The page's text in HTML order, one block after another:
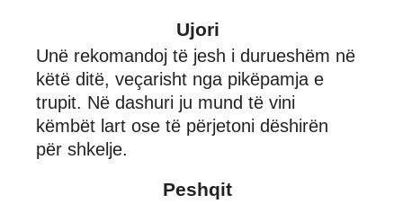
Ujori
Unë rekomandoj të jesh i durueshëm në
këtë ditë, veçarisht nga pikëpamja e
trupit. Në dashuri ju mund të vini
këmbët lart ose të përjetoni dëshirën
për shkelje.
Peshqit